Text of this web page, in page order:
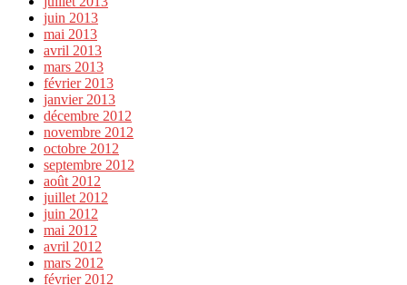
juin 2013
mai 2013
avril 2013
mars 2013
février 2013
janvier 2013
décembre 2012
novembre 2012
octobre 2012
septembre 2012
août 2012
juillet 2012
juin 2012
mai 2012
avril 2012
mars 2012
février 2012